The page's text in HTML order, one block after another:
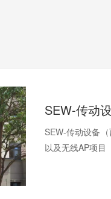
SEW-传动设备
以及无线AP项目